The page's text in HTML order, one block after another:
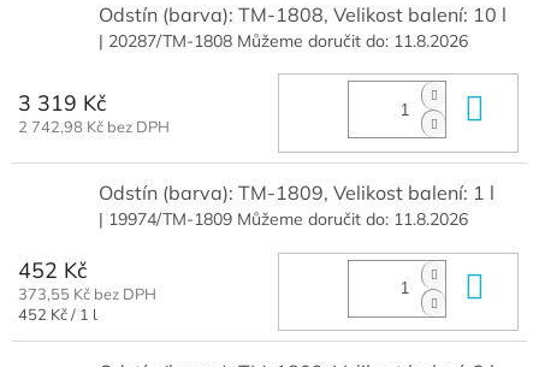
Odstín (barva): TM-1808, Velikost balení: 10 l
| 20287/TM-1808 Můžeme doručit do: 11.8.2026
3 319 Kč
2 742,98 Kč bez DPH
Odstín (barva): TM-1809, Velikost balení: 1 l
| 19974/TM-1809 Můžeme doručit do: 11.8.2026
452 Kč
373,55 Kč bez DPH
Měrná
452 Kč / 1 l